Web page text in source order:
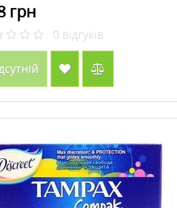
грн
0 відгуків